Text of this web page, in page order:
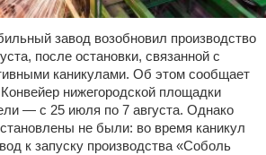
завод возобновил производство
после остановки, связанной с
каникулами. Об этом сообщает
нижегородской площадки
— с 25 июля по 7 августа. Однако
не были: во время каникул
к запуску производства «Соболь